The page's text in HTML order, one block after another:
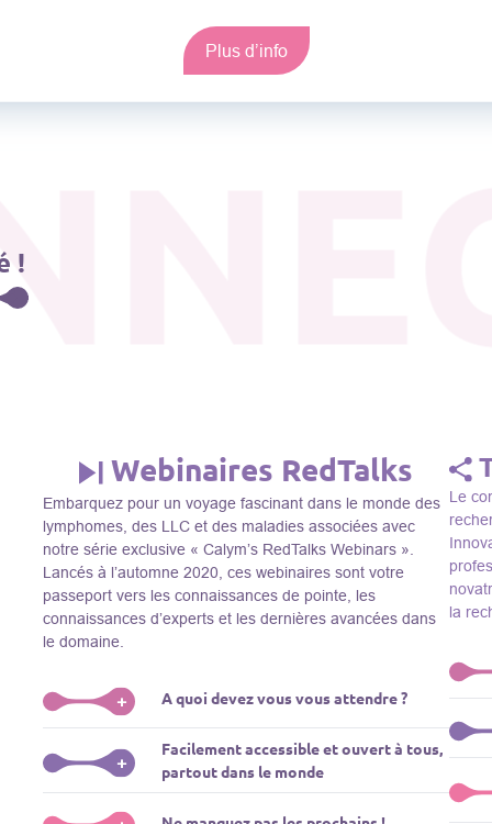
Plus d’info
!
Webinaires RedTalks
Embarquez pour un voyage fascinant dans le monde des
lymphomes, des LLC et des maladies associées avec
notre série exclusive « Calym’s RedTalks Webinars ».
Lancés à l’automne 2020, ces webinaires sont votre
passeport vers les connaissances de pointe, les
connaissances d’experts et les dernières avancées dans
le domaine.
+ A quoi devez vous vous attendre ?
Plongez-vous dans un monde de l’éducation que nous
apportons des experts de renom comme L. Pasqualucci,
+
Facilement accessible et ouvert à tous,
partout dans le monde
Le
la
Le
dans
Le